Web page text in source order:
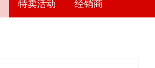
特卖活动 经销商